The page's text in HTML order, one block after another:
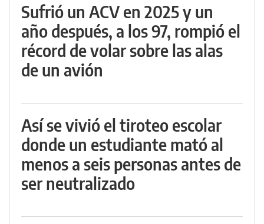
Sufrió un ACV en 2025 y un
año después, a los 97, rompió el
récord de volar sobre las alas
de un avión
Así se vivió el tiroteo escolar
donde un estudiante mató al
menos a seis personas antes de
ser neutralizado